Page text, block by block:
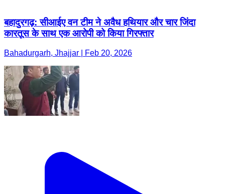
बहादुरगढ़: सीआईए वन टीम ने अवैध हथियार और चार जिंदा
कारतूस के साथ एक आरोपी को किया गिरफ्तार
Bahadurgarh, Jhajjar | Feb 20, 2026